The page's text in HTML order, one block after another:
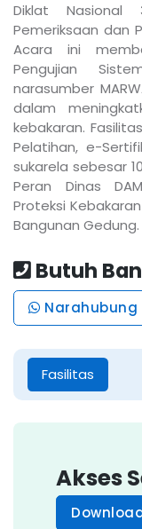
Diklat Nasional
Pemeriksaan dan
Acara ini
Pengujian
narasumber
dalam
kebakaran.
Pelatihan, e-
sukarela sebesar
Peran Dinas
Proteksi
Bangunan Gedung.
Butuh
Narahubung
Fasilitas
Akses